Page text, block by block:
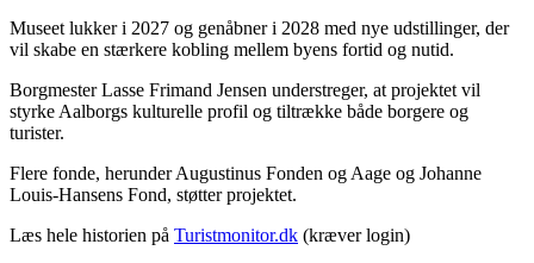
Museet lukker i 2027 og genåbner i 2028 med nye udstillinger, der
vil skabe en stærkere kobling mellem byens fortid og nutid.
Borgmester Lasse Frimand Jensen understreger, at projektet vil
styrke Aalborgs kulturelle profil og tiltrække både borgere og
turister.
Flere fonde, herunder Augustinus Fonden og Aage og Johanne
Louis-Hansens Fond, støtter projektet.
Læs hele historien på Turistmonitor.dk (kræver login)